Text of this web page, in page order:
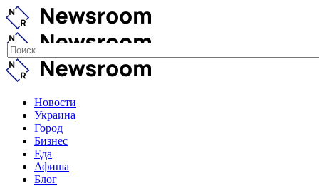
Новости
Украина
Город
Бизнес
Еда
Афиша
Блог